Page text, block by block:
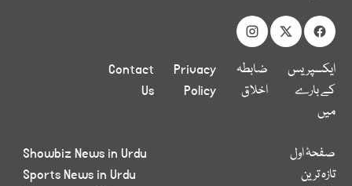
ایکسپریس
کے بارے
میں
ضابطہ
اخلاق
Privacy
Policy
Contact
Us
صفحۂ اول
تازہ ترین
Showbiz News in Urdu
Sports News in Urdu